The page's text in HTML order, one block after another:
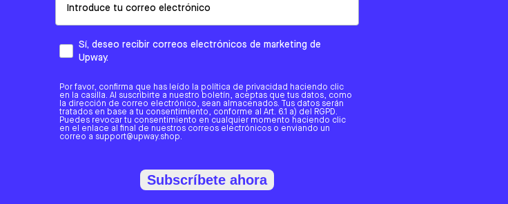
Sí, deseo recibir correos electrónicos de marketing de
Upway.
Por favor, confirma que has leído la política de privacidad haciendo clic
en la casilla. Al suscribirte a nuestro boletín, aceptas que tus datos, como
la dirección de correo electrónico, sean almacenados. Tus datos serán
tratados en base a tu consentimiento, conforme al Art. 6.1 a) del RGPD.
Puedes revocar tu consentimiento en cualquier momento haciendo clic
en el enlace al final de nuestros correos electrónicos o enviando un
correo a support@upway.shop.
Subscríbete ahora